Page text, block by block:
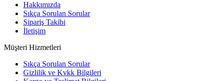
Hakkımızda
Sıkça Sorulan Sorular
Sipariş Takibi
İletişim
Müşteri Hizmetleri
Sıkça Sorulan Sorular
Gizlilik ve Kvkk Bilgileri